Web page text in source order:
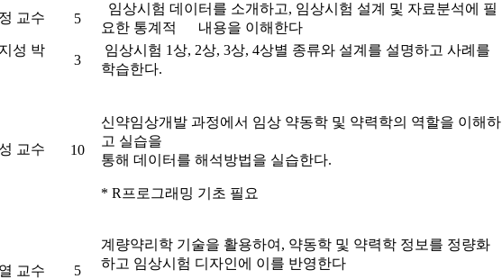
교수 5
임상시험 데이터를 소개하고, 임상시험 설계 및 자료분석에 필
요한 통계적 내용을 이해한다
성 박
3
임상시험 1상, 2상, 3상, 4상별 종류와 설계를 설명하고 사례를
학습한다.
교수 10
신약임상개발 과정에서 임상 약동학 및 약력학의 역할을 이해하
고 실습을
통해 데이터를 해석방법을 실습한다.
* R프로그래밍 기초 필요
교수 5
계량약리학 기술을 활용하여, 약동학 및 약력학 정보를 정량화
하고 임상시험 디자인에 이를 반영한다